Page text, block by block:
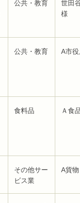
公共・教育
世田
様
公共・教育 A市
食料品 Ａ食
その他サー
ビス業
A貨